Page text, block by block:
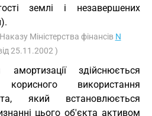
землі і незавершених
Міністерства фінансів N
25.11.2002 )
здійснюється
використання
який встановлюється
цього об'єкта активом